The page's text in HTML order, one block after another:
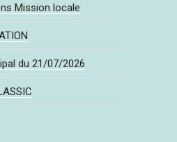
Mission locale
du 21/07/2026